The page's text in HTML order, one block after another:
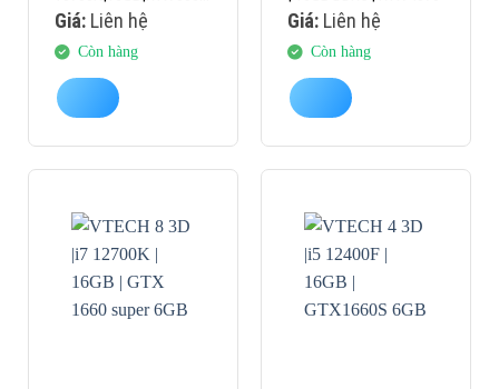
12GB
Giá:Liên hệ
Còn hàng
Giá:Liên hệ
Còn hàng